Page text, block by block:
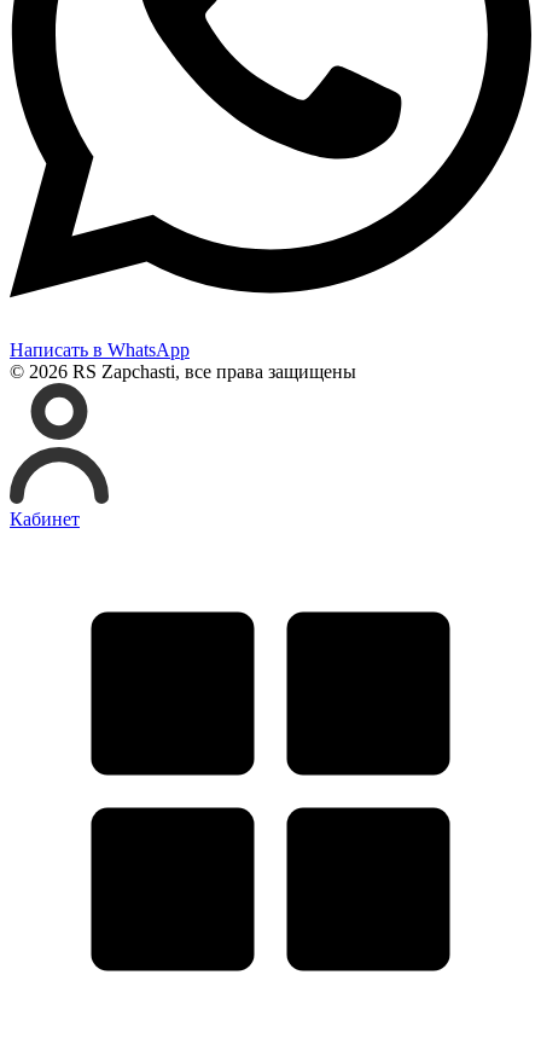
Написать в WhatsApp
© 2026 RS Zapchasti, все права защищены
Кабинет